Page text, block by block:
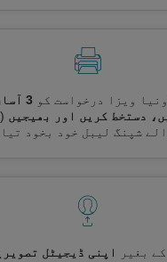
ویزا درخواست کو
3
دستخط کریں اور بھیجیں
شپنگ لیبل خود بخود
بغیر
اپنی ڈیجیٹل